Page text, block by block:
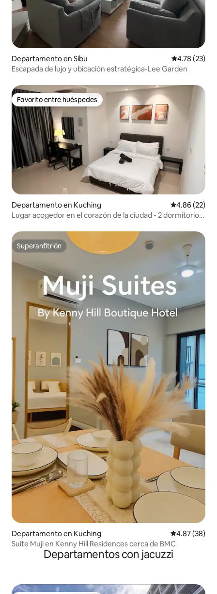
Departamento en Sibu Calificación
4.78 (23)
Escapada de lujo y ubicación estratégica-Lee Garden
Favorito entre huéspedes
Favorito entre huéspedes
Departamento en Kuching Calificación
4.86 (22)
Lugar acogedor en el corazón de la ciudad - 2 dormitorios
Superanfitrión
Superanfitrión
Departamento en Kuching Calificación
4.87 (38)
Suite Muji en Kenny Hill Residences cerca de BMC
Departamentos con jacuzzi